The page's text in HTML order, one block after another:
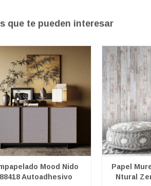
que te pueden interesar
Mood Nido
88418 Autoadhesivo
Papel
Ntural